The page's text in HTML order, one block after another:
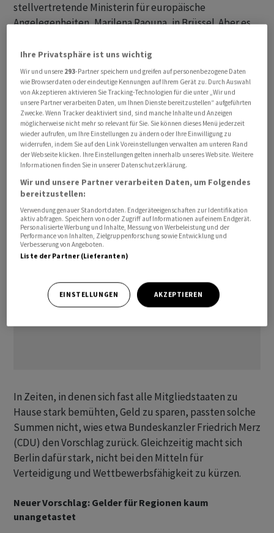
stellvertretende Ministerin für europäische
Angelegenheiten, Marilena Raouna, in Brüssel. Aber es
Mitgliedstaaten gesprochen und dabei Positionen,
Prioritäten und rote Linien aller berücksichtigt.
Deutschland wies Kommissionsvorschlag klar zurück
Im Juli vergangenen Jahres hatte die EU-Kommission
unter Leitung der Deutschen Ursula von der Leyen
einen Haushalt von inflationsbereinigt (zu Preisen von
2025) rund 1,76 Billionen Euro vorgeschlagen und dafür
heftige Kritik aus Deutschland geerntet.
In Zeiten, in denen sich fast alle Mitgliedstaaten zu
Hause stark bemühten, Geld zu sparen, passten solche
Summen nicht, wies etwa Bundeskanzler Friedrich Merz
(CDU) den Vorschlag zurück. Gleichzeitig macht sich
Berlin dafür stark, nicht bei den Mitteln für
Verteidigung und Wettbewerbsfähigkeit zu kürzen.
Neuer Vorschlag: Gelder für Regionen kaum
unangetastet
Ihre Privatsphäre ist uns wichtig
Wir und unsere 293-Partner speichern und greifen auf personenbezogene Daten
wie Browserdaten oder eindeutige Kennungen auf Ihrem Gerät zu. Durch Auswahl
von Akzeptieren aktivieren Sie Tracking-Technologien für die unter „Wir und
unsere Partner verarbeiten Daten, um Ihnen Dienste bereitzustellen“ aufgeführten
Zwecke. Wenn Tracker deaktiviert sind, sind manche Inhalte und Anzeigen
möglicherweise nicht mehr so relevant für Sie. Sie können dieses Menü jederzeit
wieder aufrufen, um Ihre Einstellungen zu ändern oder Ihre Einwilligung zu
widerrufen, indem Sie auf den Link Voreinstellungen verwalten am unteren Rand
der Webseite klicken. Ihre Einstellungen gelten innerhalb unseres Website. Weitere
Informationen finden Sie in unserer Datenschutzerklärung.
Wir und unsere Partner verarbeiten Daten, um Folgendes
bereitzustellen:
Verwendung genauer Standortdaten. Endgeräteeigenschaften zur Identifikation
aktiv abfragen. Speichern von oder Zugriff auf Informationen auf einem Endgerät.
Personalisierte Werbung und Inhalte, Messung von Werbeleistung und der
Performance von Inhalten, Zielgruppenforschung sowie Entwicklung und
Verbesserung von Angeboten.
Liste der Partner (Lieferanten)
EINSTELLUNGEN AKZEPTIEREN